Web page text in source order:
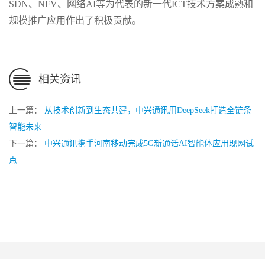
SDN、NFV、网络AI等为代表的新一代ICT技术方案成熟和
规模推广应用作出了积极贡献。
相关资讯
上一篇： 从技术创新到生态共建，中兴通讯用DeepSeek打造全链条
智能未来
下一篇： 中兴通讯携手河南移动完成5G新通话AI智能体应用现网试
点